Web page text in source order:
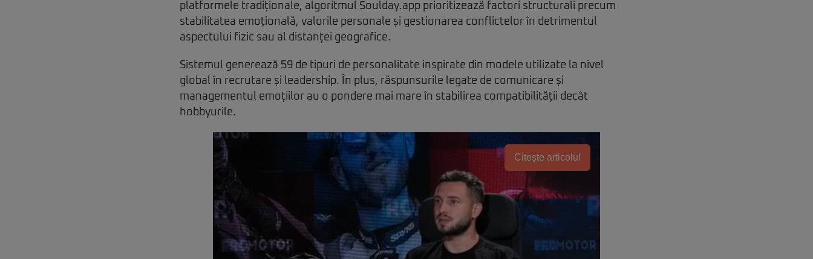
platformele tradiționale, algoritmul Soulday.app prioritizează factori structurali precum
stabilitatea emoțională, valorile personale și gestionarea conflictelor în detrimentul
aspectului fizic sau al distanței geografice.
Sistemul generează 59 de tipuri de personalitate inspirate din modele utilizate la nivel
global în recrutare și leadership. În plus, răspunsurile legate de comunicare și
managementul emoțiilor au o pondere mai mare în stabilirea compatibilității decât
hobbyurile.
Citește articolul